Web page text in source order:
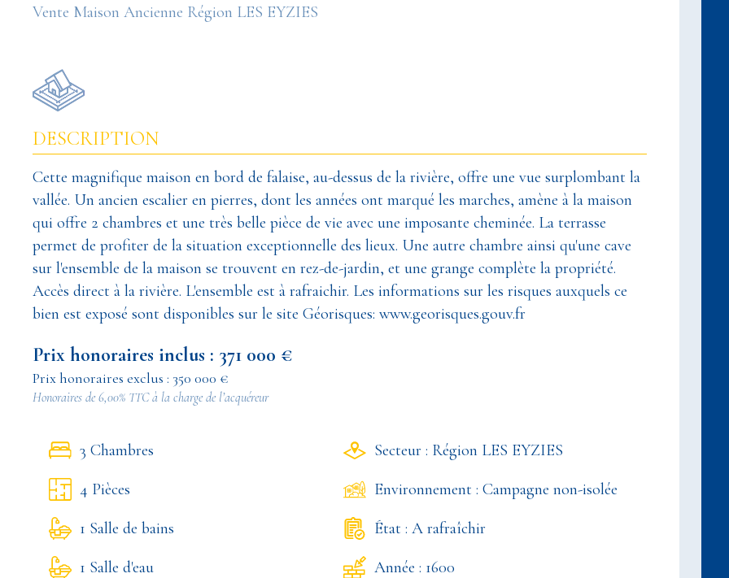
Vente Maison Ancienne Région LES EYZIES
DESCRIPTION
Cette magnifique maison en bord de falaise, au-dessus de la rivière, offre une vue surplombant la
vallée. Un ancien escalier en pierres, dont les années ont marqué les marches, amène à la maison
qui offre 2 chambres et une très belle pièce de vie avec une imposante cheminée. La terrasse
permet de profiter de la situation exceptionnelle des lieux. Une autre chambre ainsi qu'une cave
sur l'ensemble de la maison se trouvent en rez-de-jardin, et une grange complète la propriété.
Accès direct à la rivière. L'ensemble est à rafraichir. Les informations sur les risques auxquels ce
bien est exposé sont disponibles sur le site Géorisques: www.georisques.gouv.fr
Prix honoraires inclus : 371 000 €
Prix honoraires exclus : 350 000 €
Honoraires de 6,00% TTC à la charge de l’acquéreur
3 Chambres
4 Pièces
1 Salle de bains
1 Salle d'eau
Secteur : Région LES EYZIES
Environnement : Campagne non-isolée
État : A rafraîchir
Année : 1600